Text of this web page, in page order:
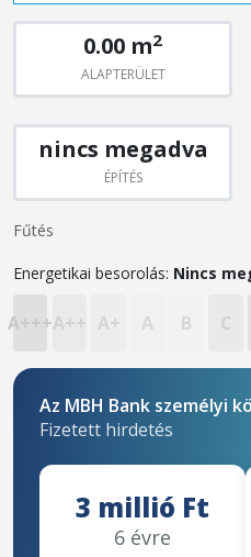
0.00 m2
ALAPTERÜLET
nincs megadva
ÉPÍTÉS
Fűtés
Energetikai besorolás: Nincs
A+++A++ A+ A B C
Az MBH Bank személyi
Fizetett hirdetés
3 millió Ft
6 évre